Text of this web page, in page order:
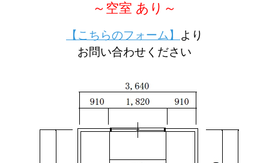
～空室 あり～
【こちらのフォーム】 より
お問い合わせください